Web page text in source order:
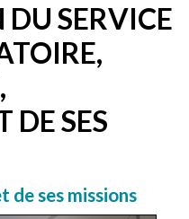
SERVICE
DE SES
de ses missions